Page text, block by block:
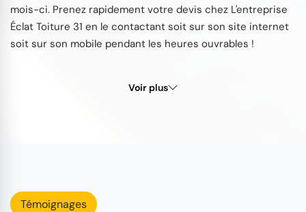
mois-ci. Prenez rapidement votre devis chez L'entreprise
Éclat Toiture 31 en le contactant soit sur son site internet
soit sur son mobile pendant les heures ouvrables !
Voir plus
Témoignages